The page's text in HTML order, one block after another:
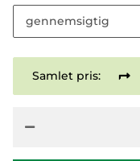
gennemsigtig
Samlet pris: